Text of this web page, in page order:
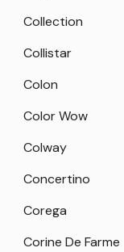
Collection
Collistar
Colon
Color Wow
Colway
Concertino
Corega
Corine De Farme